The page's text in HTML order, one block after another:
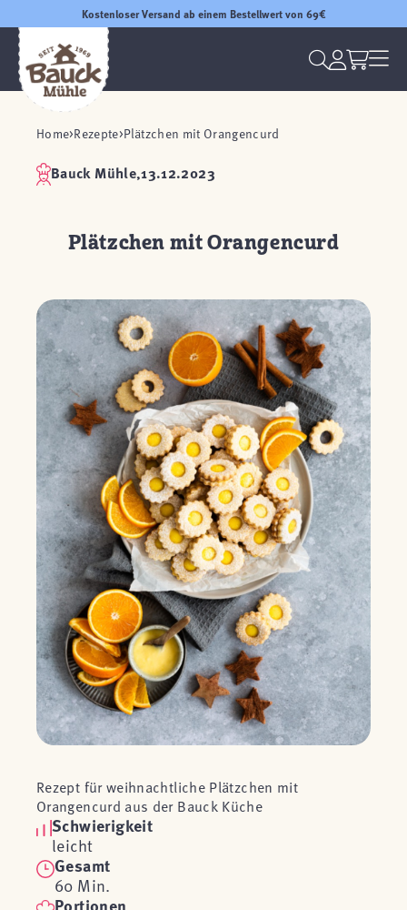
Kostenloser Versand ab einem Bestellwert von 69€
Home Rezepte Plätzchen mit Orangencurd
Bauck Mühle,13.12.2023
Plätzchen mit Orangencurd
Rezept für weihnachtliche Plätzchen mit
Orangencurd aus der Bauck Küche
Schwierigkeit
leicht
Gesamt
60 Min.